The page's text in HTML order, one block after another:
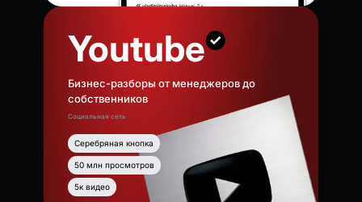
Youtube
Бизнес-разборы от менеджеров до
собственников
Социальная сеть
Серебряная кнопка
50 млн просмотров
5к видео